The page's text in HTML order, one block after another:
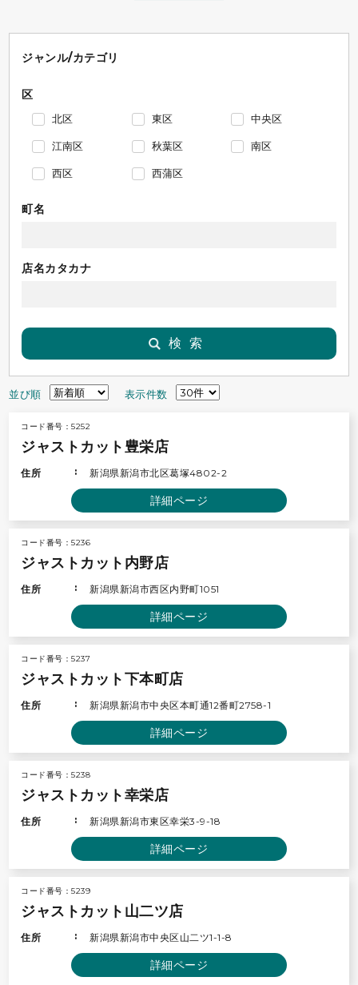
ジャンル/カテゴリ
区
北区 東区 中央区
江南区 秋葉区 南区
西区 西蒲区
町名
店名カタカナ
検索
並び順 表示件数
コード番号：5252
ジャストカット豊栄店
住所 新潟県新潟市北区葛塚4802-2
詳細ページ
コード番号：5236
ジャストカット内野店
住所 新潟県新潟市西区内野町1051
詳細ページ
コード番号：5237
ジャストカット下本町店
住所 新潟県新潟市中央区本町通12番町2758-1
詳細ページ
コード番号：5238
ジャストカット幸栄店
住所 新潟県新潟市東区幸栄3-9-18
詳細ページ
コード番号：5239
ジャストカット山二ツ店
住所 新潟県新潟市中央区山二ツ1-1-8
詳細ページ